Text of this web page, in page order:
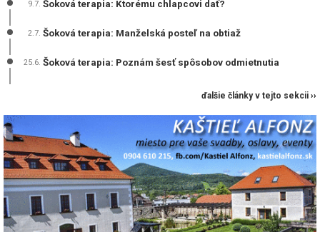
9.7. Šoková terapia: Ktorému chlapcovi dať?
2.7. Šoková terapia: Manželská posteľ na obtiaž
25.6. Šoková terapia: Poznám šesť spôsobov odmietnutia
ďalšie články v tejto sekcii ››